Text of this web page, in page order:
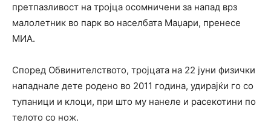
претпазливост на тројца осомничени за напад врз
малолетник во парк во населбата Маџари, пренесе
МИА.
Според Обвинителството, тројцата на 22 јуни физички
нападнале дете родено во 2011 година, удирајќи го со
тупаници и клоци, при што му нанеле и расекотини по
телото со нож.